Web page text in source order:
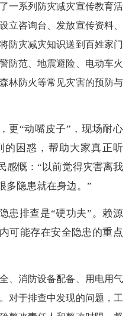
一系列防灾减灾宣传教育活
立咨询台、发放宣传资料、
防灾减灾知识送到百姓家门
防范、地震避险、电动车火
林防火等常见灾害的预防与
更“动嘴皮子”，现场耐心
的困惑，帮助大家真正听
感慨：“以前觉得灾害离我
多隐患就在身边。”
患排查是“硬功夫”。赖源
可能存在安全隐患的重点
、消防设备配备、用电用气
对于排查中发现的问题，工